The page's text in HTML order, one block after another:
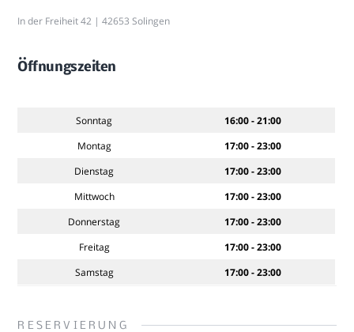
In der Freiheit 42 | 42653 Solingen
Öffnungszeiten
Sonntag
16:00 - 21:00
Montag
17:00 - 23:00
Dienstag
17:00 - 23:00
Mittwoch
17:00 - 23:00
Donnerstag
17:00 - 23:00
Freitag
17:00 - 23:00
Samstag
17:00 - 23:00
RESERVIERUNG